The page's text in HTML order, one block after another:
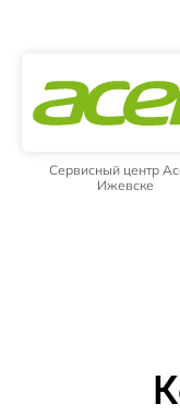
Сервисный центр
Ижевске